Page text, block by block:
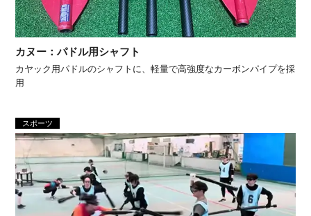
カヌー：パドル用シャフト
カヤック用パドルのシャフトに、軽量で高強度なカーボンパイプを採
用
スポーツ